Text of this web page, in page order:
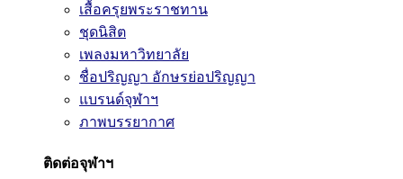
เสื้อครุยพระราชทาน
ชุดนิสิต
เพลงมหาวิทยาลัย
ชื่อปริญญา อักษรย่อปริญญา
แบรนด์จุฬาฯ
ภาพบรรยากาศ
ติดต่อจุฬาฯ